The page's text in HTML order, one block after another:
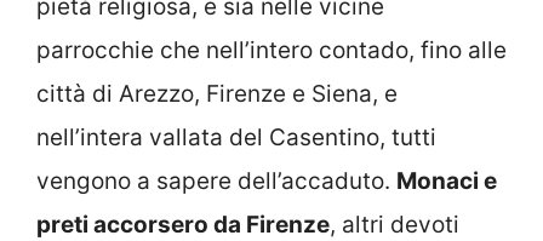
pietà religiosa, e sia nelle vicine
parrocchie che nell’intero contado, fino alle
città di Arezzo, Firenze e Siena, e
nell’intera vallata del Casentino, tutti
vengono a sapere dell’accaduto. Monaci e
preti accorsero da Firenze, altri devoti